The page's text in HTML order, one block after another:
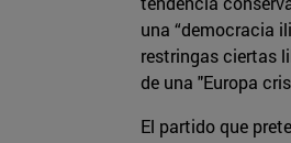
una “democracia
restringas ciertas
de una "Europa
El partido que